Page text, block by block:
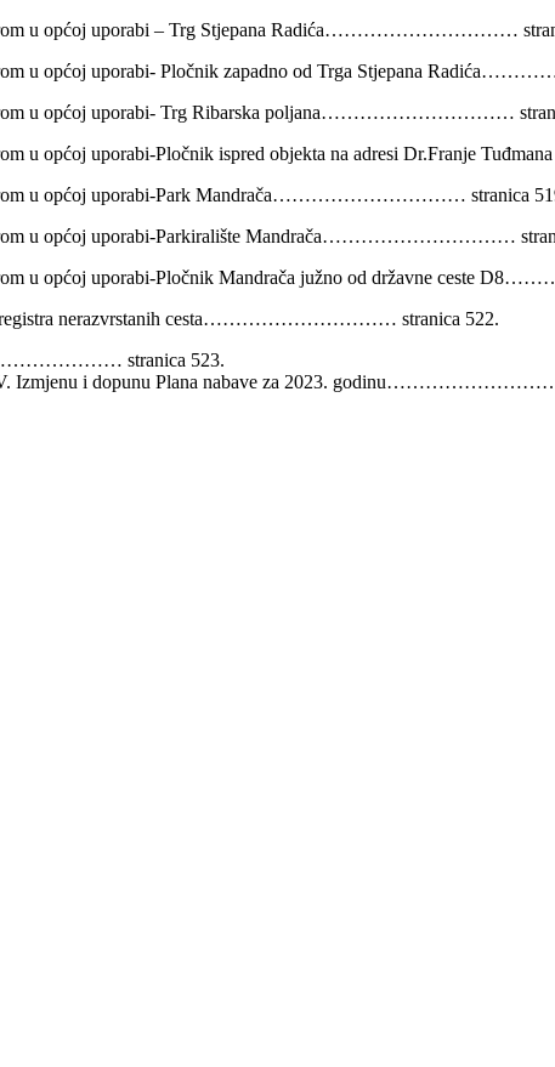
u općoj uporabi – Trg Stjepana Radića…………………………
u općoj uporabi- Pločnik zapadno od Trga Stjepana
u općoj uporabi- Trg Ribarska poljana…………………………
u općoj uporabi-Pločnik ispred objekta na adresi
u općoj uporabi-Park Mandrača………………………… stranica
u općoj uporabi-Parkiralište Mandrača…………………………
u općoj uporabi-Pločnik Mandrača južno od državne
registra nerazvrstanih cesta………………………… stranica 522.
stranica 523.
V. Izmjenu i dopunu Plana nabave za 2023.